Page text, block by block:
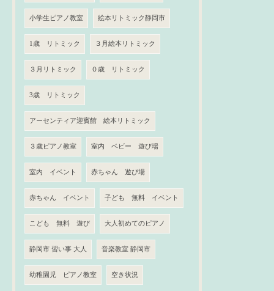
小学生ピアノ教室 絵本リトミック静岡市
1歳 リトミック ３月絵本リトミック
３月リトミック ０歳 リトミック
3歳 リトミック
アーセンティア迎賓館 絵本リトミック
３歳ピアノ教室 室内 ベビー 遊び場
室内 イベント 赤ちゃん 遊び場
赤ちゃん イベント 子ども 無料 イベント
こども 無料 遊び 大人初めてのピアノ
静岡市 習い事 大人 音楽教室 静岡市
幼稚園児 ピアノ教室 空き状況